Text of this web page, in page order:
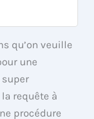
qu’on veuille
une
super
requête à
procédure